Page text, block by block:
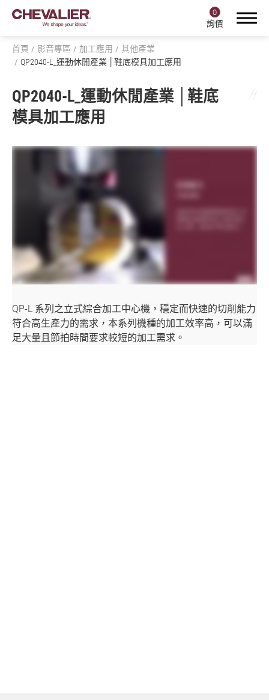
0
詢價
首頁 影音專區 加工應用
其他產業
QP2040-L_運動休閒產業 │鞋底模具加工應用
QP2040-L_運動休閒產業 │鞋底
模具加工應用
QP-L 系列之立式綜合加工中心機，穩定而快速的切削能力
符合高生產力的需求，本系列機種的加工效率高，可以滿
足大量且節拍時間要求較短的加工需求。
登入 註冊
產品中心
福裕智能+
投資人專區
聯絡我們
媒體中心
支援中心